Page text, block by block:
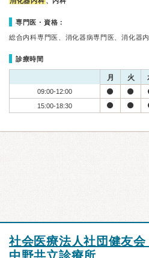
専門医・資格：
総合内科専門医、消化器病専門医、消化器
診療時間
月 火
09:00-12:00
15:00-18:30
社会医療法人社団健友